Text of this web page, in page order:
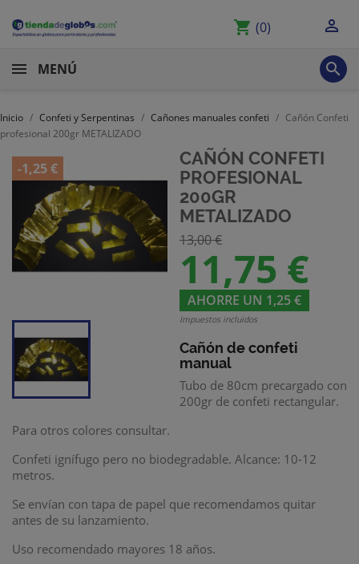
shopping_cart (0) 
MENÚ 
Inicio Confeti y Serpentinas Cañones manuales confeti
Cañón Confeti
profesional 200gr METALIZADO
-1,25 €
CAÑÓN CONFETI
PROFESIONAL
200GR
METALIZADO
13,00 €
11,75 €
AHORRE UN 1,25 €
Impuestos incluidos
Cañón de confeti
manual
Tubo de 80cm precargado con
200gr de confeti rectangular.
Para otros colores consultar.
Confeti ignífugo pero no biodegradable. Alcance: 10-12
metros.
Se envían con tapa de papel que recomendamos quitar
antes de su lanzamiento.
Uso recomendado mayores 18 años.